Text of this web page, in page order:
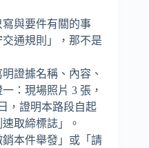
寫與要件有關的事
通規則」，那不是
明證據名稱、內容、
：現場照片 3 張，
，證明本路段自起
取締標誌」。
銷本件舉發」或「請